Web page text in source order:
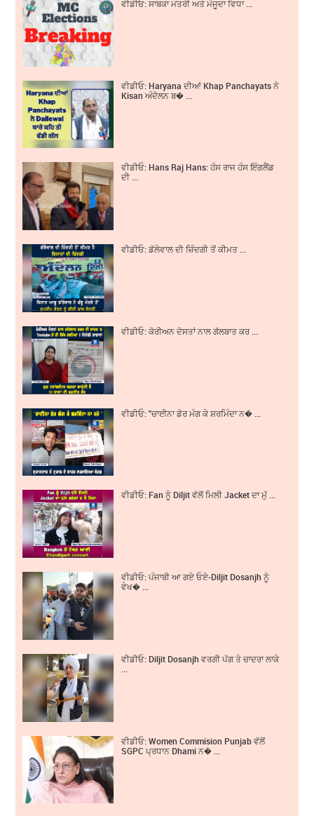
ਵੀਡੀਓ: ਸਾਬਕਾ ਮੰਤਰੀ ਅਤੇ ਮੌਜੂਦਾ ਵਿਧਾ ...
ਵੀਡੀਓ: Haryana ਦੀਆਂ Khap Panchayats ਨੇ
Kisan ਅੰਦੋਲਨ ਬ� ...
ਵੀਡੀਓ: Hans Raj Hans: ਹੰਸ ਰਾਜ ਹੰਸ ਇੰਗਲੈਂਡ
ਦੀ ...
ਵੀਡੀਓ: ਡੱਲੇਵਾਲ ਦੀ ਜ਼ਿੰਦਗੀ ਤੋਂ ਕੀਮਤ ...
ਵੀਡੀਓ: ਕੋਰੀਅਨ ਦੋਸਤਾਂ ਨਾਲ ਗੱਲਬਾਤ ਕਰ ...
ਵੀਡੀਓ: "ਚਾਈਨਾ ਡੋਰ ਮੰਗ ਕੇ ਸ਼ਰਮਿੰਦਾ ਨ� ...
ਵੀਡੀਓ: Fan ਨੂੰ Diljit ਵੱਲੋਂ ਮਿਲੀ Jacket ਦਾ ਮੁੱ ...
ਵੀਡੀਓ: ਪੰਜਾਬੀ ਆ ਗਏ ਓਏ-Diljit Dosanjh ਨੂੰ
ਵੇਖ� ...
ਵੀਡੀਓ: Diljit Dosanjh ਵਰਗੀ ਪੱਗ ਤੇ ਚਾਦਰਾ ਲਾਕੇ
ਵੀਡੀਓ: Women Commision Punjab ਵੱਲੋਂ
SGPC ਪ੍ਰਧਾਨ Dhami ਨ� ...